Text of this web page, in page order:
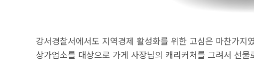
강서경찰서에서도 지역경제 활성화를 위한 고심은 마찬가지
상가업소를 대상으로 가게 사장님의 캐리커처를 그려서 선